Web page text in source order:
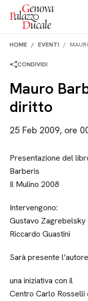
Salta al contenuto
HOME EVENTI
CONDIVIDI
Mauro
diritto
25 Feb 2009, ore
Presentazione del
Barberis
Il Mulino 2008
Intervengono:
Gustavo Zagrebelsky
Riccardo Guastini
Sarà presente l’autore
una iniziativa con il
Centro Carlo Rosselli